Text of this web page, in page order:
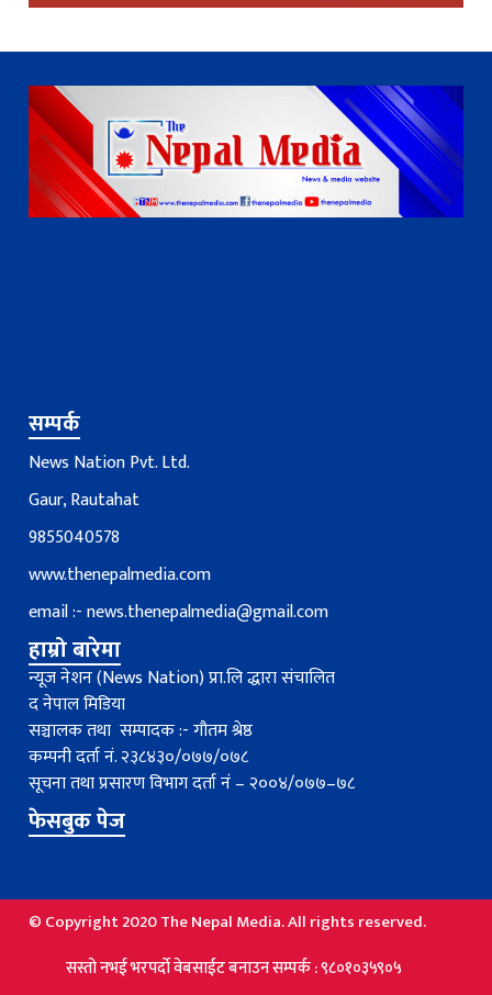
सम्पर्क
News Nation Pvt. Ltd.
Gaur, Rautahat
9855040578
www.thenepalmedia.com
email :-news.thenepalmedia@gmail.com
हाम्रो बारेमा
न्यूज नेशन (News Nation) प्रा.लि द्धारा संचालित
द नेपाल मिडिया
सञ्चालक तथा सम्पादक :- गौतम श्रेष्ठ
कम्पनी दर्ता नं. २३८४३०/०७७/०७८
सूचना तथा प्रसारण विभाग दर्ता नंं – २००४/०७७–७८
फेसबुक पेज
© Copyright 2020 The Nepal Media. All rights reserved.
नभई भरपर्दाे वेबसाईट बनाउन सम्पर्क : ९८०१०३५९०५